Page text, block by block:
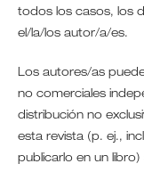
todos los casos, los
el/la/los autor/a/es.
Los autores/as
no comerciales
distribución no
esta revista (p. ej.,
publicarlo en un